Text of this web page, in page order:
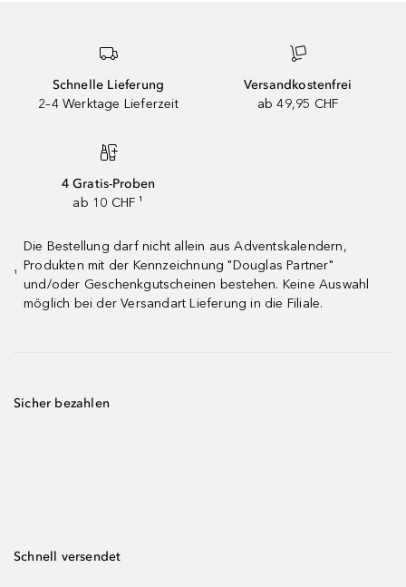
Schnelle Lieferung
2–4 Werktage Lieferzeit
Versandkostenfrei
ab 49,95 CHF
4 Gratis-Proben
ab 10 CHF ¹
¹
Die Bestellung darf nicht allein aus Adventskalendern,
Produkten mit der Kennzeichnung "Douglas Partner"
und/oder Geschenkgutscheinen bestehen. Keine Auswahl
möglich bei der Versandart Lieferung in die Filiale.
Sicher bezahlen
Schnell versendet